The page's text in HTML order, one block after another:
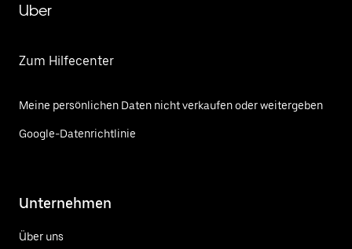
Uber
Zum Hilfecenter
Meine persönlichen Daten nicht verkaufen oder weitergeben
Google-Datenrichtlinie
Unternehmen
Über uns